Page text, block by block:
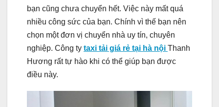
bạn cũng chưa chuyển hết. Việc này mất quá
nhiều công sức của bạn. Chính vì thế bạn nên
chọn một đơn vị chuyển nhà uy tín, chuyên
nghiệp. Công ty taxi tải giá rẻ tại hà nội Thanh
Hương rất tự hào khi có thể giúp bạn được
điều này.